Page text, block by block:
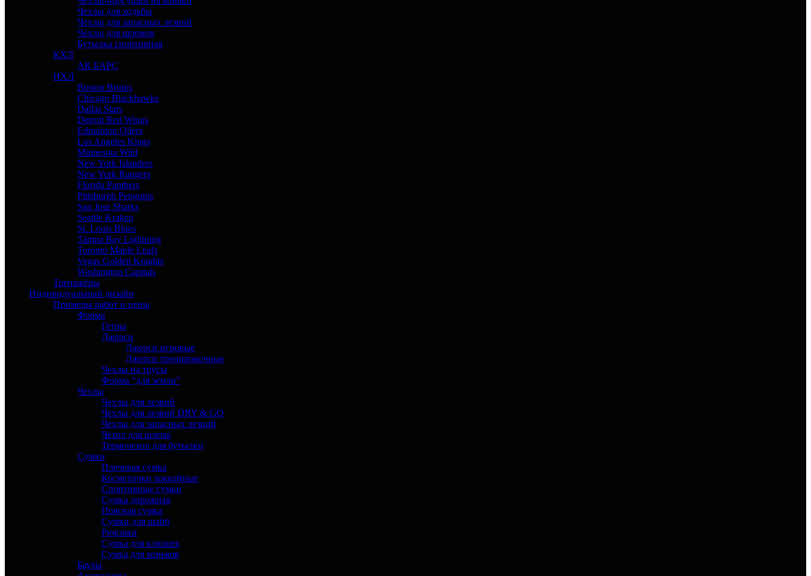
Чехлы для ходьбы
Чехлы для запасных лезвий
Чехлы для шлемов
Бутылка спортивная
КХЛ
АК БАРС
НХЛ
Boston Bruins
Chicago Blackhawks
Dallas Stars
Detroit Red Wings
Edmonton Oilers
Los Angeles Kings
Minnesota Wild
New York Islanders
New York Rangers
Florida Panthers
Pittsburgh Penguins
San Jose Sharks
Seattle Kraken
St. Louis Blues
Tampa Bay Lightning
Toronto Maple Leafs
Vegas Golden Knights
Washington Capitals
Тренажёры
Индивидуальный дизайн
Примеры работ и цены
Форма
Гетры
Джерси
Джерси игровые
Джерси тренировочные
Чехлы на трусы
Форма “для земли”
Чехлы
Чехлы для лезвий
Чехлы для лезвий DRY & GO
Чехлы для запасных лезвий
Чехол для шлема
Термочехол для бутылки
Сумки
Плечевая сумка
Косметички хоккейные
Спортивные сумки
Сумка дорожная
Поясная сумка
Сумки для шайб
Рюкзаки
Сумка для клюшек
Сумка для коньков
Баулы